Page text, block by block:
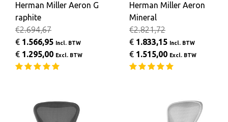
Herman Miller Aeron G
raphite
€2.694,67
€ 1.566,95 Incl. BTW
€ 1.295,00 Excl. BTW
Herman Miller Aeron
Mineral
€2.821,72
€ 1.833,15 Incl. BTW
€ 1.515,00 Excl. BTW